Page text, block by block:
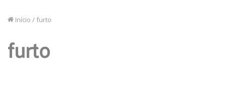
Início / furto
furto